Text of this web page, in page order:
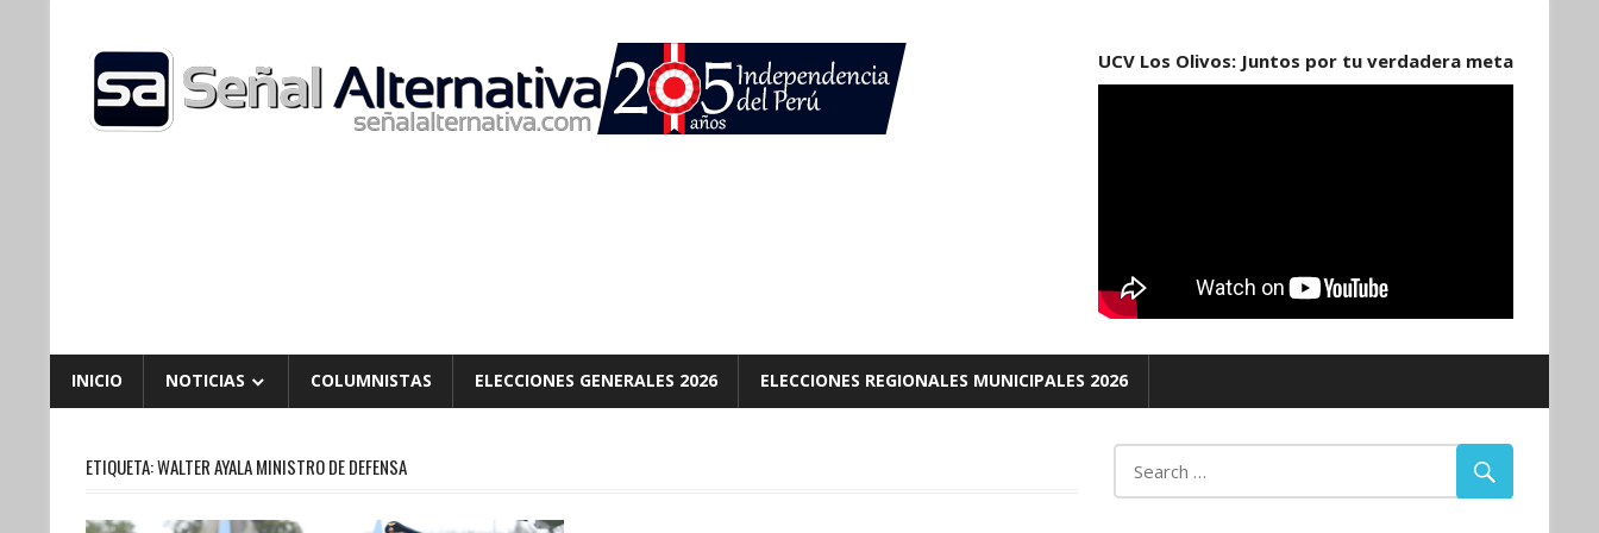
content
UCV Los Olivos: Juntos por tu verdadera meta
INICIO NOTICIAS COLUMNISTAS ELECCIONES GENERALES 2026 ELECCIONES REGIONALES MUNICIPALES 2026
ETIQUETA:WALTER AYALA MINISTRO DE DEFENSA